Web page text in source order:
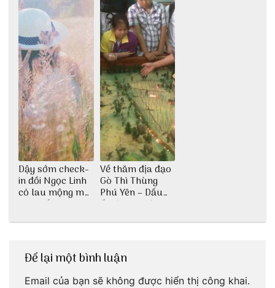
Dậy sớm check-
in đồi Ngọc Linh
cỏ lau mộng mơ
tại Huế nè bạn
Về thăm địa đạo
Gò Thì Thùng
Phú Yên – Dấu
ấn lịch sử còn
Để lại một bình luận
Email của bạn sẽ không được hiển thị công khai.